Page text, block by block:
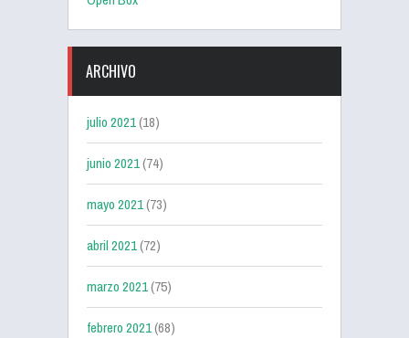
ARCHIVO
julio 2021(18)
junio 2021(74)
mayo 2021(73)
abril 2021(72)
marzo 2021(75)
febrero 2021(68)